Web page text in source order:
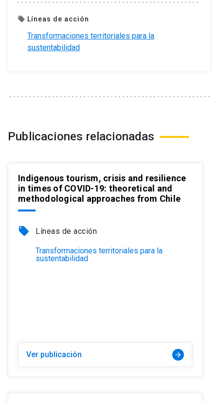
local_offer Líneas de acción
Transformaciones territoriales para la
sustentabilidad
Publicaciones relacionadas
Indigenous tourism, crisis and resilience
in times of COVID-19: theoretical and
methodological approaches from Chile
local_offer Líneas de acción
Transformaciones territoriales para la
sustentabilidad
Ver publicación arrow_forward